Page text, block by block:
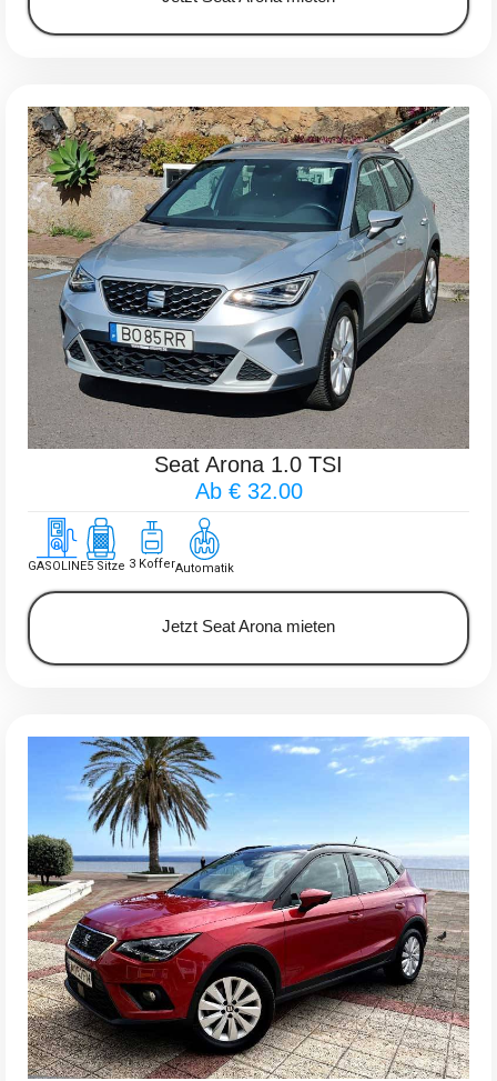
Seat Arona 1.0 TSI
Ab € 32.00
GASOLINE5 Sitze 3 KofferAutomatik
Jetzt Seat Arona mieten